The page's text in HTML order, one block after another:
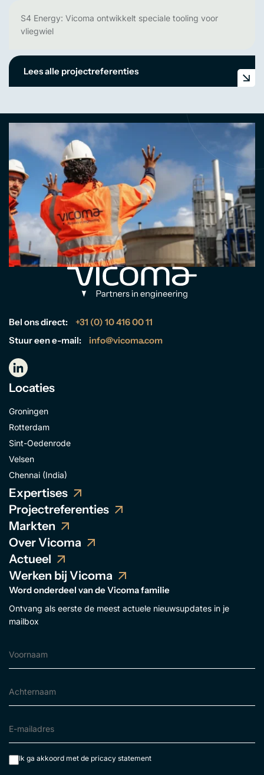
S4 Energy: Vicoma ontwikkelt speciale tooling voor
vliegwiel
Lees alle projectreferenties
Bel ons direct:
+31 (0) 10 416 00 11
Stuur een e-mail:
info@vicoma.com
Locaties
Groningen
Rotterdam
Sint-Oedenrode
Velsen
Chennai (India)
Expertises
Projectreferenties
Markten
Over Vicoma
Actueel
Werken bij Vicoma
Word onderdeel van de Vicoma familie
Ontvang als eerste de meest actuele nieuwsupdates in je
mailbox
Ik ga akkoord met de pricacy statement